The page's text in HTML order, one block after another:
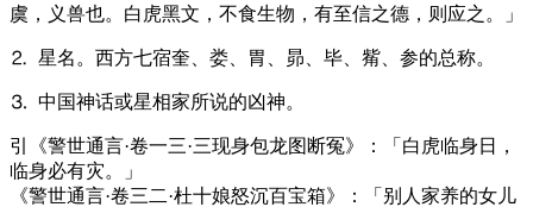
虞，义兽也。白虎黑文，不食生物，有至信之德，则应之。」
⒉ 星名。西方七宿奎、娄、胃、昴、毕、觜、参的总称。
⒊ 中国神话或星相家所说的凶神。
引
《警世通言·卷一三·三现身包龙图断冤》：「白虎临身日，
临身必有灾。」
《警世通言·卷三二·杜十娘怒沉百宝箱》：「别人家养的女儿